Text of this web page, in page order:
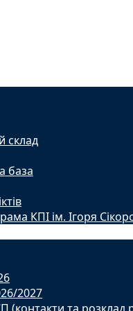
склад
база
КПІ ім. Ігоря
2027